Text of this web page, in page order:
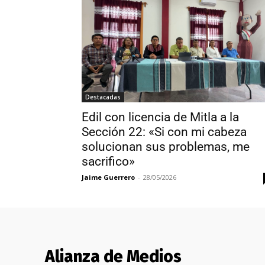
Destacadas
Edil con licencia de Mitla a la
Sección 22: «Si con mi cabeza
solucionan sus problemas, me
sacrifico»
Jaime Guerrero - 28/05/2026
Alianza de Medios